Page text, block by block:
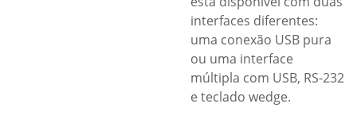
interfaces diferentes:
uma conexão USB pura
ou uma interface
múltipla com USB, RS-232
e teclado wedge.